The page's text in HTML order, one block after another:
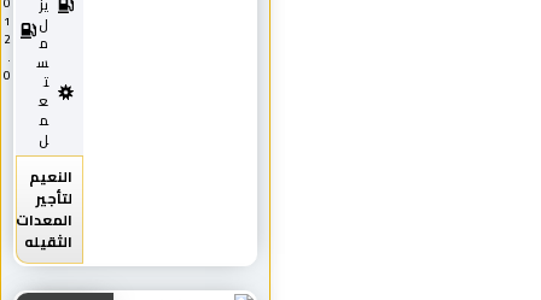
يز
ت
ع
1
2
0
النعيم
لتأجير
المعدات
الثقيله